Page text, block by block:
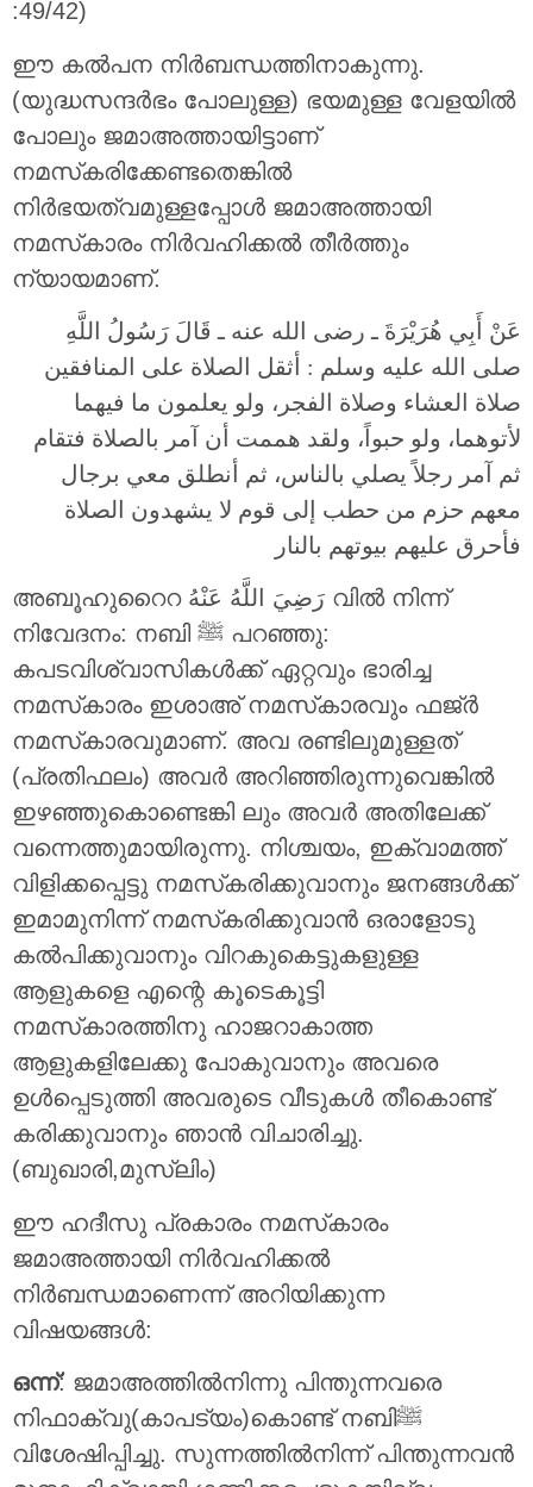
:49/42)
ഈ കൽപന നിർബന്ധത്തിനാകുന്നു.
(യുദ്ധസന്ദർഭം പോലുള്ള) ഭയമുള്ള വേളയിൽ
പോലും ജമാഅത്തായിട്ടാണ്
നമസ്‌കരിക്കേണ്ടതെങ്കിൽ
നിർഭയത്വമുള്ളപ്പോൾ ജമാഅത്തായി
നമസ്‌കാരം നിർവഹിക്കൽ തീർത്തും
ന്യായമാണ്.
عَنْ أَبِي هُرَيْرَةَ ـ رضى الله عنه ـ قَالَ رَسُولُ اللَّهِ
صلى الله عليه وسلم : أثقل الصلاة على المنافقين
صلاة العشاء وصلاة الفجر، ولو يعلمون ما فيهما
لأتوهما، ولو حبواً، ولقد هممت أن آمر بالصلاة فتقام
ثم آمر رجلاً يصلي بالناس، ثم أنطلق معي برجال
معهم حزم من حطب إلى قوم لا يشهدون الصلاة
فأحرق عليهم بيوتهم بالنار
അബൂഹുറൈറ رَضِيَ اللَّهُ عَنْهُ വിൽ നിന്ന്
നിവേദനം: നബി ﷺ പറഞ്ഞു:
കപടവിശ്വാസികൾക്ക് ഏറ്റവും ഭാരിച്ച
നമസ്‌കാരം ഇശാഅ് നമസ്‌കാരവും ഫജ്ർ
നമസ്‌കാരവുമാണ്. അവ രണ്ടിലുമുള്ളത്
(പ്രതിഫലം) അവർ അറിഞ്ഞിരുന്നുവെങ്കിൽ
ഇഴഞ്ഞുകൊണ്ടെങ്കി ലും അവർ അതിലേക്ക്
വന്നെത്തുമായിരുന്നു. നിശ്ചയം, ഇക്വാമത്ത്
വിളിക്കപ്പെട്ടു നമസ്‌കരിക്കുവാനും ജനങ്ങൾക്ക്
ഇമാമുനിന്ന് നമസ്‌കരിക്കുവാൻ ഒരാളോടു
കൽപിക്കുവാനും വിറകുകെട്ടുകളുള്ള
ആളുകളെ എന്റെ കൂടെകൂട്ടി
നമസ്‌കാരത്തിനു ഹാജറാകാത്ത
ആളുകളിലേക്കു പോകുവാനും അവരെ
ഉൾപ്പെടുത്തി അവരുടെ വീടുകൾ തീകൊണ്ട്
കരിക്കുവാനും ഞാൻ വിചാരിച്ചു.
(ബുഖാരി,മുസ്ലിം)
ഈ ഹദീസു പ്രകാരം നമസ്‌കാരം
ജമാഅത്തായി നിർവഹിക്കൽ
നിർബന്ധമാണെന്ന് അറിയിക്കുന്ന
വിഷയങ്ങൾ:
ഒന്ന്: ജമാഅത്തിൽനിന്നു പിന്തുന്നവരെ
നിഫാക്വു(കാപട്യം)കൊണ്ട് നബിﷺ
വിശേഷിപ്പിച്ചു. സുന്നത്തിൽനിന്ന് പിന്തുന്നവൻ